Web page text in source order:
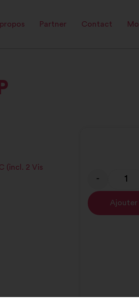
Partner Contact
(incl. 2 Vis
-
Ajouter